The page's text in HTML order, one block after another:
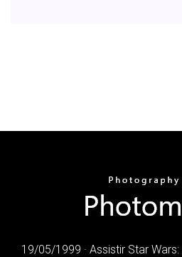
19/05/1999 · Assistir Star